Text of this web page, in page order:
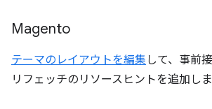
Magento
テーマのレイアウトを編集 して、事前
リフェッチのリソースヒントを追加しま